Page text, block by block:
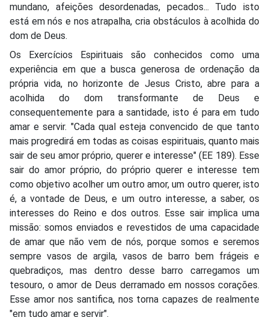
mundano, afeições desordenadas, pecados... Tudo isto
está em nós e nos atrapalha, cria obstáculos à acolhida do
dom de Deus.
Os Exercícios Espirituais são conhecidos como uma
experiência em que a busca generosa de ordenação da
própria vida, no horizonte de Jesus Cristo, abre para a
acolhida do dom transformante de Deus e
consequentemente para a santidade, isto é para em tudo
amar e servir. "Cada qual esteja convencido de que tanto
mais progredirá em todas as coisas espirituais, quanto mais
sair de seu amor próprio, querer e interesse" (EE 189). Esse
sair do amor próprio, do próprio querer e interesse tem
como objetivo acolher um outro amor, um outro querer, isto
é, a vontade de Deus, e um outro interesse, a saber, os
interesses do Reino e dos outros. Esse sair implica uma
missão: somos enviados e revestidos de uma capacidade
de amar que não vem de nós, porque somos e seremos
sempre vasos de argila, vasos de barro bem frágeis e
quebradiços, mas dentro desse barro carregamos um
tesouro, o amor de Deus derramado em nossos corações.
Esse amor nos santifica, nos torna capazes de realmente
"em tudo amar e servir".